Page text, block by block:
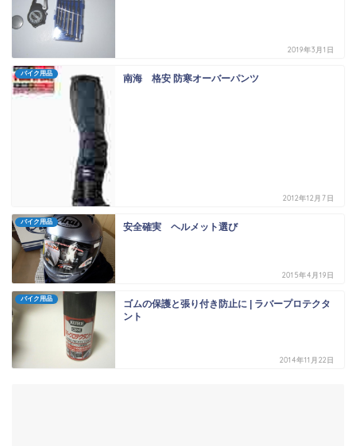
2019年3月1日
バイク用品 南海 格安 防寒オーバーパンツ
2012年12月7日
バイク用品 安全確実 ヘルメット選び
2015年4月19日
バイク用品
ゴムの保護と張り付き防止に | ラバープロテクタ
ント
2014年11月22日